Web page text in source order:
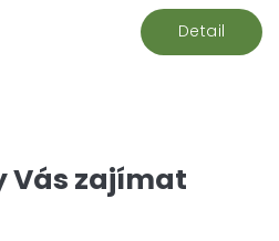
Detail
Vás zajímat